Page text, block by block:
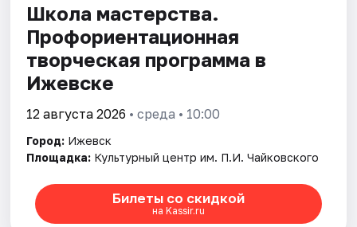
Школа мастерства.
Профориентационная
творческая программа в
Ижевске
12 августа 2026 • среда • 10:00
Город: Ижевск
Площадка: Культурный центр им. П.И. Чайковского
Билеты со скидкой
на Kassir.ru